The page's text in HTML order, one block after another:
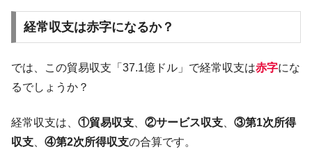
経常収支は赤字になるか？
では、この貿易収支「37.1億ドル」で経常収支は赤字にな
るでしょうか？
経常収支は、 ①貿易収支 ②サービス収支
③第1次所得
収支
④第2次所得収支の合算です。